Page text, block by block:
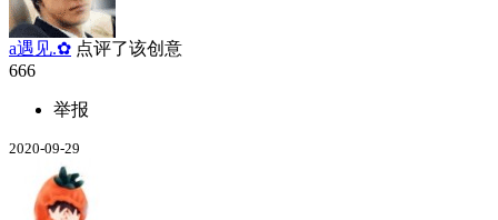
a遇见.✿ 点评了该创意
666
举报
2020-09-29